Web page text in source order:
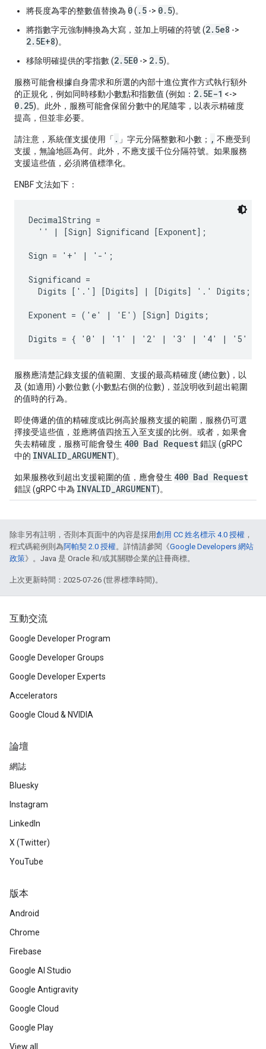
將長度為零的整數值替換為 0( .5 -> 0.5)。
將指數字元強制轉換為大寫，並加上明確的符號 (2.5e8 ->
2.5E+8)。
移除明確提供的零指數 (2.5E0 -> 2.5)。
服務可能會根據自身需求和所選的內部十進位實作方式執行額外
的正規化，例如同時移動小數點和指數值 (例如： 2.5E-1 <->
0.25)。此外，服務可能會保留分數中的尾隨零，以表示精確度
提高，但並非必要。
請注意，系統僅支援使用「 . 」字元分隔整數和小數； , 不應受到
支援，無論地區為何。此外， 不應支援千位分隔符號。如果服務
支援這些值， 必須將值標準化。
ENBF 文法如下：
DecimalString =
  '' | [Sign] Significand [Exponent];
Sign = '+' | '-';
Significand =
  Digits ['.'] [Digits] | [Digits] '.' Digits;
Exponent = ('e' | 'E') [Sign] Digits;
服務應清楚記錄支援的值範圍、支援的最高精確度 (總位數)，以
及 (如適用) 小數位數 (小數點右側的位數)，並說明收到超出範圍
的值時的行為。
即使傳遞的值的精確度或比例高於服務支援的範圍，服務仍可選
擇接受這些值，並應將值四捨五入至支援的比例。或者，如果會
失去精確度，服務可能會發生 400 Bad Request錯誤 (gRPC
中的 INVALID_ARGUMENT)。
如果服務收到超出支援範圍的值， 應會發生 400 Bad Request
錯誤 (gRPC 中為 INVALID_ARGUMENT)。
除非另有註明，否則本頁面中的內容是採用創用 CC 姓名標示 4.0 授權 ，
程式碼範例則為阿帕契 2.0 授權。詳情請參閱《Google Developers 網站
政策》。Java 是 Oracle 和/或其關聯企業的註冊商標。
上次更新時間：2025-07-26 (世界標準時間)。
互動交流
Google Developer Program
Google Developer Groups
Google Developer Experts
Accelerators
Google Cloud & NVIDIA
論壇
網誌
Bluesky
Instagram
LinkedIn
X (Twitter)
YouTube
版本
Android
Chrome
Firebase
Google AI Studio
Google Antigravity
Google Cloud
Google Play
View all